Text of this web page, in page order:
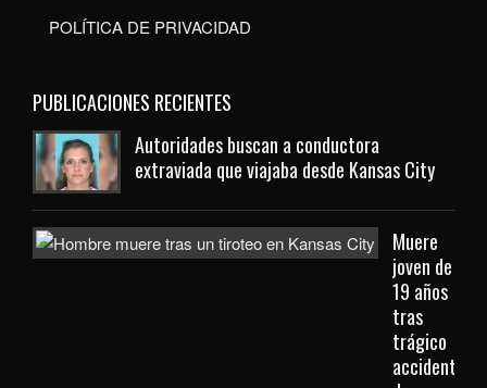
POLÍTICA DE PRIVACIDAD
PUBLICACIONES RECIENTES
Autoridades buscan a conductora
extraviada que viajaba desde Kansas City
Muere
joven de
19 años
tras
trágico
accidente